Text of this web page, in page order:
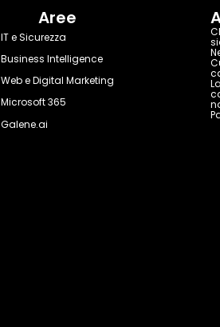
Aree
IT e Sicurezza
Business Intelligence
Web e Digital Marketing
Microsoft 365
Galene.ai